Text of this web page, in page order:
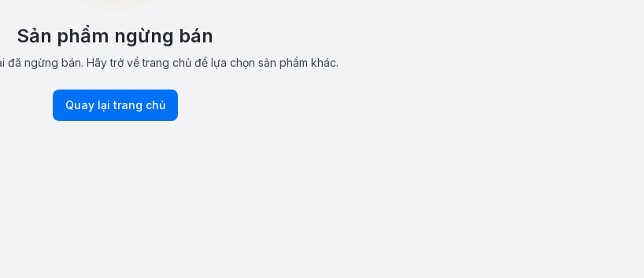
Sản phẩm ngừng bán
đã ngừng bán. Hãy trở về trang chủ để lựa chọn sản phẩm khác.
Quay lại trang chủ